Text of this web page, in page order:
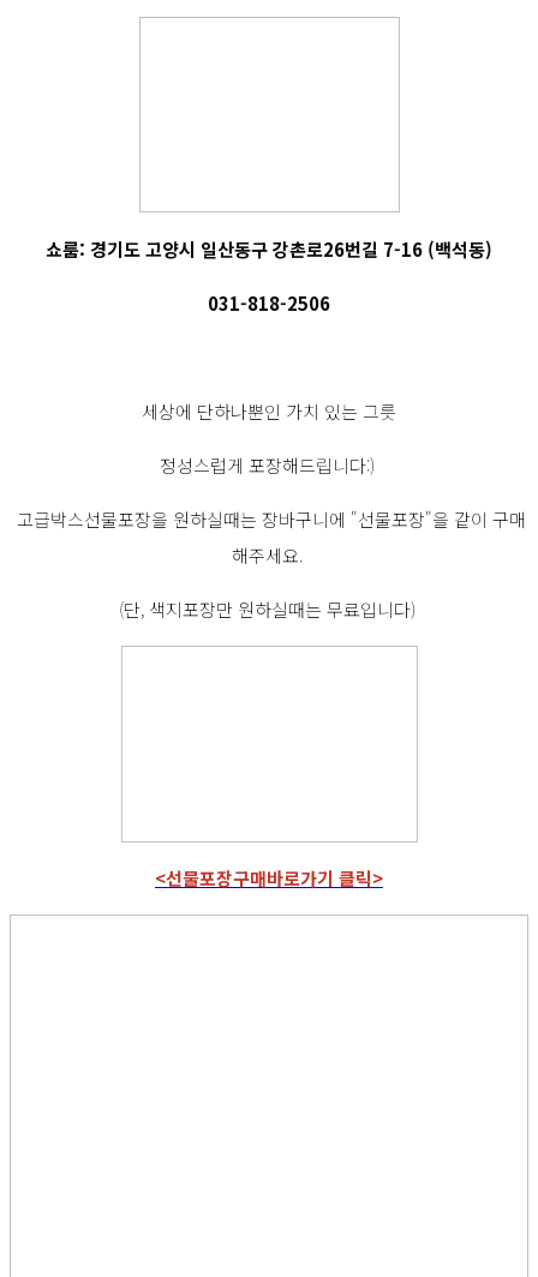
쇼룸: 경기도 고양시 일산동구 강촌로26번길 7-16 (백석동)
031-818-2506
세상에 단하나뿐인 가치 있는 그릇
정성스럽게 포장해드립니다:)
고급박스선물포장을 원하실때는 장바구니에 "선물포장"을 같이 구매
해주세요.
(단, 색지포장만 원하실때는 무료입니다)
<선물포장구매바로가기 클릭>